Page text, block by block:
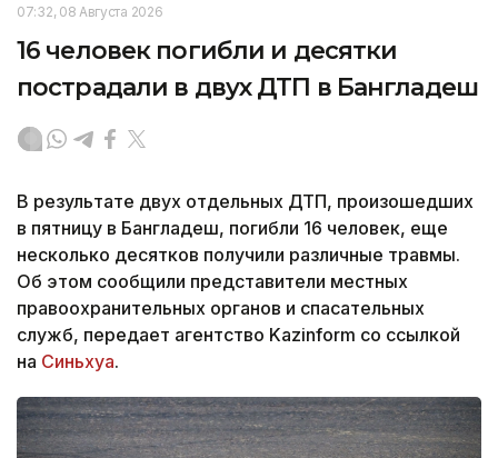
07:32, 08 Августа 2026
16 человек погибли и десятки
пострадали в двух ДТП в Бангладеш
В результате двух отдельных ДТП, произошедших
в пятницу в Бангладеш, погибли 16 человек, еще
несколько десятков получили различные травмы.
Об этом сообщили представители местных
правоохранительных органов и спасательных
служб, передает агентство Kazinform со ссылкой
на Синьхуа.